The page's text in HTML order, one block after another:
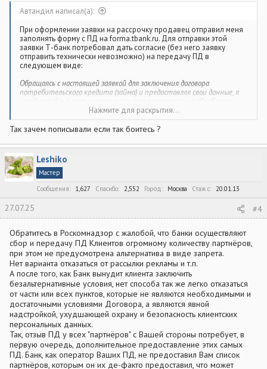
Автандил написал(а):
При оформлении заявки на рассрочку продавец отправил меня
заполнять форму с ПД на forma.tbank.ru. Для отправки этой
заявки Т-банк потребовал дать согласие (без него заявку
отправить технически невозможно) на передачу ПД в
следующем виде:
Обращаясь с настоящей заявкой для заключения договора
потребительского кредита (займа) и предоставляя свои данные, я
своей волей и в своем интересе выражаю согласие на обработку
моих персональных данных указанными ниже лицами (далее –
Согласие):
адрес места нахождения: 127287, Москва, ул. 2-я Хуторская, д.
38А, стр. 26;
ООО МФК «Т-Финанс» (ОГРН 1067746612560), адрес места
нахождения: 127287, г. Москва, ул. Хуторская 2-я, д. 38А, стр.
17, этаж 7, помещ. 703;
ООО «Т-Покупки» (ОГРН 1237700231449), адрес места
нахождения: 125212, г. Москва, ш. Головинское, д.5 к.1,
Акционерное общество «Т-Страхование» (ОГРН
2-я Хуторская улица, дом 38А, строение 26;
ПАО «МТС-Банк» (ОГРН 1027739053704), адрес
местонахождения: 115432, г. Москва, Андропова пр-т, д.18,
корп.1;
АО «Кредит Европа Банк (Россия)» (ОГРН 1037739326063),
адрес места нахождения:129090, г. Москва, Олимпийский
проспект, дом 14;
КБ «Ренессанс Кредит» (ООО) (ОГРН 1027739586291), адрес
местонахождения: 115114, г. Москва, ул. Кожевническая., д.
14;
АО «ОТП Банк» (ОГРН 1027739176563), адрес
местонахождения: 125171, г. Москва, Ленинградское шоссе, д.
16А, стр. 2;
ООО МФК «ОТП Финанс» (ОГРН 1157746064300), адрес
местонахождения: 127299, г. Москва, ул. Клары Цеткин, д. 4А;
Нажмите для раскрытия...
Так зачем пописывали если так боитесь ?
Leshiko
Мастер
Сообщения
1,627 Спасибо 2,552 Город Москва Стаж c 20.01.13
27.07.25 #4
Обратитесь в Роскомнадзор с жалобой, что банки осуществляют
сбор и передачу ПД Клиентов огромному количеству партнёров,
при этом не предусмотрена альтернатива в виде запрета.
Нет варианта отказаться от рассылки рекламы и т.п.
А после того, как Банк вынудит клиента заключить
безальтернативные условия, нет способа так же легко отказаться
от части или всех пунктов, которые не являются необходимыми и
достаточными условиями Договора, а являются явной
надстройкой, ухудшающей охрану и безопасность клиентских
персональных данных.
Так, отзыв ПД у всех "партнёров" с Вашей стороны потребует, в
первую очередь, дополнительное предоставление этих самых
ПД. Банк, как оператор Ваших ПД, не предоставил Вам список
партнёров, которым он их де-факто предоставил, что может